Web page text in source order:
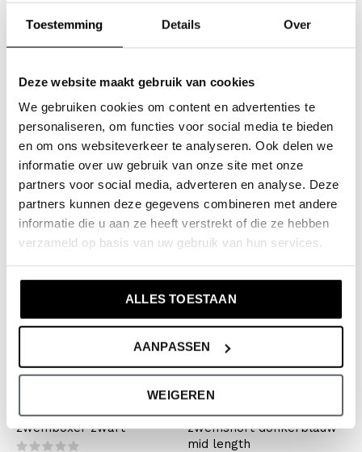
Toestemming Details Over
Deze website maakt gebruik van cookies
We gebruiken cookies om content en advertenties te
personaliseren, om functies voor social media te bieden
en om ons websiteverkeer te analyseren. Ook delen we
informatie over uw gebruik van onze site met onze
partners voor social media, adverteren en analyse. Deze
partners kunnen deze gegevens combineren met andere
informatie die u aan ze heeft verstrekt of die ze hebben
verzameld op basis van uw gebruik van hun services.
ALLES TOESTAAN
AANPASSEN
WEIGEREN
No Way Monday
No Way Monday heren
zwemshort zwart mid
length
Incl. btw
No Way Monday
No Way Monday jongens
zwemboxer donkerblauw
€9,99 €19,99
-50%
No Way Monday jongens
zwemboxer zwart
-50%
No Way Monday
No Way Monday heren
zwemshort donkerblauw
mid length